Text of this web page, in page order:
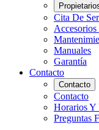
Cita De
Manuales
Garantía
Contacto
Contacto
Contacto
Horarios Y
Preguntas